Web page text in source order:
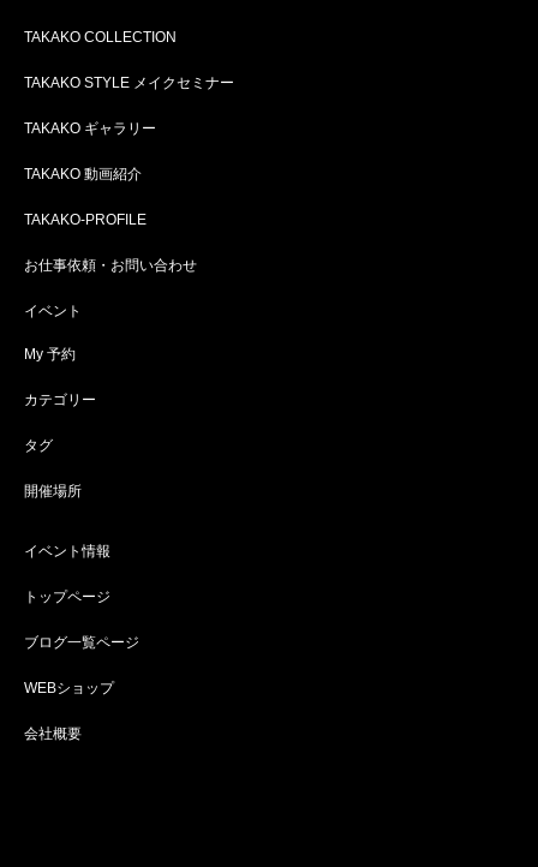
TAKAKO COLLECTION
TAKAKO STYLE メイクセミナー
TAKAKO ギャラリー
TAKAKO 動画紹介
TAKAKO-PROFILE
お仕事依頼・お問い合わせ
イベント
My 予約
カテゴリー
タグ
開催場所
イベント情報
トップページ
ブログ一覧ページ
WEBショップ
会社概要